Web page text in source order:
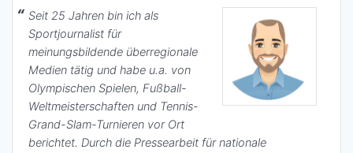
Seit 25 Jahren bin ich als
Sportjournalist für
meinungsbildende überregionale
Medien tätig und habe u.a. von
Olympischen Spielen, Fußball-
Weltmeisterschaften und Tennis-
Grand-Slam-Turnieren vor Ort
berichtet. Durch die Pressearbeit für nationale